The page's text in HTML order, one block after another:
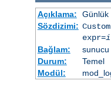
Açıklama:
Günlük
Sözdizimi:
expr=
Bağlam:
Durum:
Temel
Modül: